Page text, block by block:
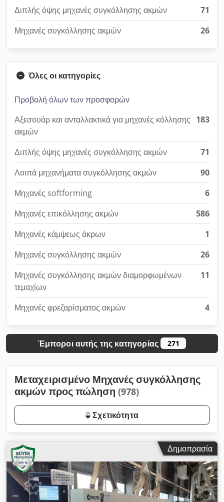
Διπλής όψης μηχανές συγκόλλησης ακμών
71
Μηχανές συγκόλλησης ακμών
26
Όλες οι κατηγορίες
Προβολή όλων των προσφορών
Αξεσουάρ και ανταλλακτικά για μηχανές κόλλησης
ακμών
183
Διπλής όψης μηχανές συγκόλλησης ακμών
71
Λοιπά μηχανήματα συγκόλλησης ακμών
90
Μηχανές softforming
6
Μηχανές επικόλλησης ακμών
586
Μηχανές κάμψεως άκρων
1
Μηχανές συγκόλλησης ακμών
26
Μηχανές συγκόλλησης ακμών διαμορφωμένων
τεμαχίων
11
Μηχανές φρεζαρίσματος ακμών 4
Έμποροι αυτής της κατηγορίας 271
Μεταχειρισμένο Μηχανές συγκόλλησης
ακμών προς πώληση (978)
Σχετικότητα
Δημοπρασία